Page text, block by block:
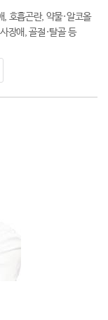
, 호흡곤란, 약물·알코올
장애, 골절·탈골 등